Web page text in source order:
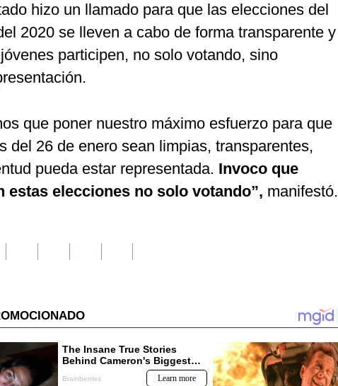
hizo un llamado para que las elecciones del
2020 se lleven a cabo de forma transparente y
participen, no solo votando, sino
que poner nuestro máximo esfuerzo para que
del 26 de enero sean limpias, transparentes,
pueda estar representada. Invoco que
estas elecciones no solo votando”, manifestó.